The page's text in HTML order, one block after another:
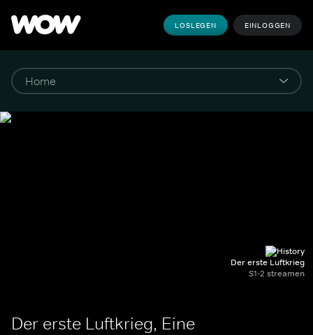
LOSLEGEN EINLOGGEN
Der erste Luftkrieg
S1-2 streamen
Der erste Luftkrieg, Eine